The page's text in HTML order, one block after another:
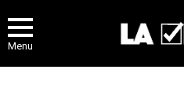
Menu